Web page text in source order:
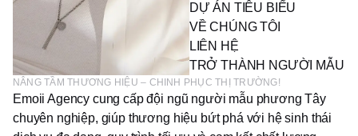
DỰ ÁN TIÊU BIỂU
VỀ CHÚNG TÔI
LIÊN HỆ
TRỞ THÀNH NGƯỜI MẪU
NÂNG TẦM THƯƠNG HIỆU – CHINH PHỤC THỊ TRƯỜNG!
Emoii Agency cung cấp đội ngũ người mẫu phương Tây
chuyên nghiệp, giúp thương hiệu bứt phá với hệ sinh thái